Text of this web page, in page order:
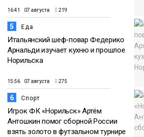
16:41 07 августа 219
5 Еда
Итальянский шеф-повар Федерико
Арнальди изучает кухню и прошлое
Норильска
15:56 07 августа 275
6 Спорт
Игрок ФК «Норильск» Артём
Антошкин помог сборной России
взять золото в футзальном турнире